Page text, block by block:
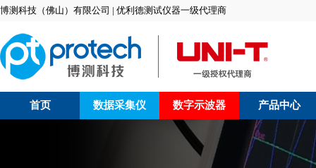
博测科技（佛山）有限公司 | 优利德测试仪器一级代理商
首页 数据采集仪 数字示波器 产品中心